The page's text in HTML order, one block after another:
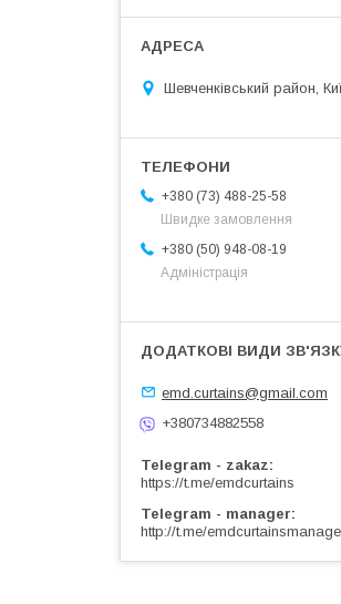
Шевченківський район,
+380 (73) 488-25-58
Швидке замовлення
+380 (50) 948-08-19
Адміністрація
emd.curtains@gmail.com
+380734882558
Telegram - zakaz
https://t.me/emdcurtains
Telegram - manager
http://t.me/